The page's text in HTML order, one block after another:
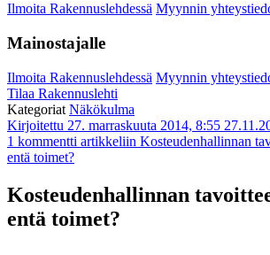
Ilmoita Rakennuslehdessä Myynnin
Mainostajalle
Ilmoita Rakennuslehdessä Myynnin
Tilaa Rakennuslehti
Kategoriat Näkökulma
Kirjoitettu 27. marraskuuta 2014, 8:55
1 kommentti artikkeliin Kosteudenhallinnan
entä toimet?
Kosteudenhallinnan
entä toimet?